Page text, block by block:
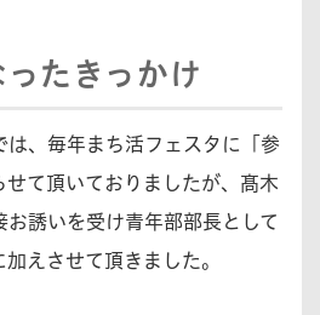
たきっかけ
は、毎年まち活フェスタに「参
せて頂いておりましたが、髙木
お誘いを受け青年部部長として
えさせて頂きました。